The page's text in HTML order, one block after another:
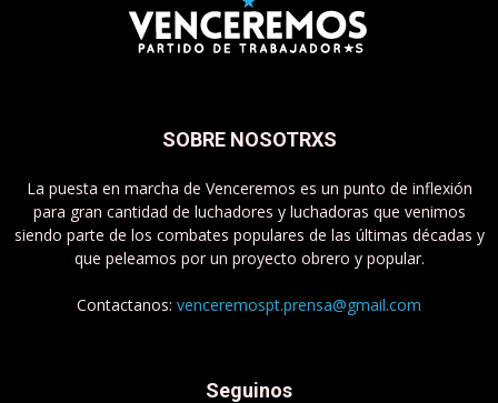
SOBRE NOSOTRXS
La puesta en marcha de Venceremos es un punto de inflexión
para gran cantidad de luchadores y luchadoras que venimos
siendo parte de los combates populares de las últimas décadas y
que peleamos por un proyecto obrero y popular.
Contactanos: venceremospt.prensa@gmail.com
Seguinos